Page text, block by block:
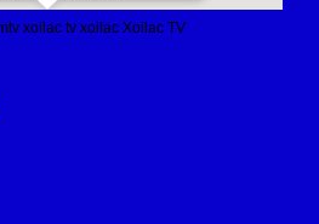
xoilac tv xoilac Xoilac TV